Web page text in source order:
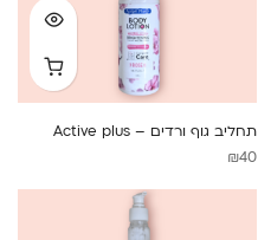
תחליב גוף ורדים – Active plus
₪40